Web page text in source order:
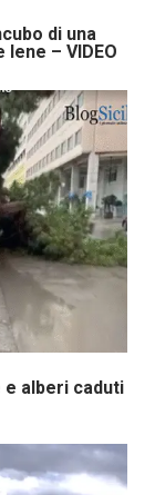
di una
– VIDEO
e alberi caduti